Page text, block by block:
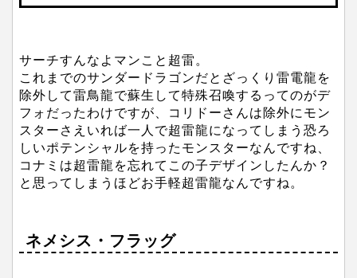
サーチすんなよマンこと超雷。
これまでのサンダードラゴンだとざっくり雷電龍を
除外して雷鳥龍で蘇生して特殊召喚するってのがデ
フォだったわけですが、コリドーさんは除外にモン
スターさえいれば一人で超雷龍になってしまう恐ろ
しいポテンシャルを持ったモンスターなんですね、
コナミは超雷龍を忘れてこの子デザインしたんか？
と思ってしまうほどお手軽超雷龍なんですね。
ネメシス・フラッグ